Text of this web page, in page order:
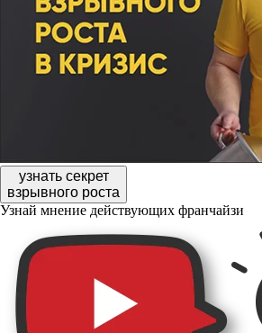
узнать секрет
взрывного роста
Узнай мнение действующих франчайзи